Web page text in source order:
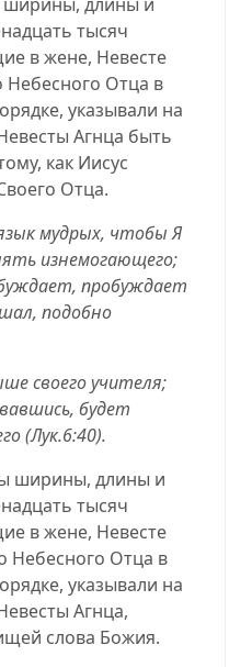
тысяч
в жене, Невесте
Небесного Отца в
указывали на
Агнца быть
как Иисус
Отца.
мудрых, чтобы Я
изнемогающего;
пробуждает
подобно
своего учителя;
будет
(Лук.6:40).
ширины, длины и
тысяч
в жене, Невесте
Небесного Отца в
указывали на
Агнца,
слова Божия.